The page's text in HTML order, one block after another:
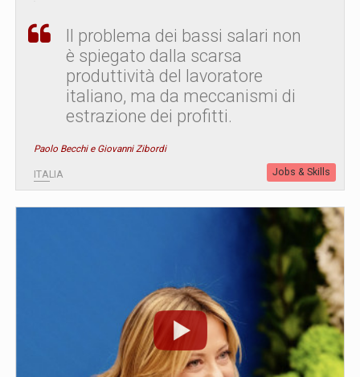
Il problema dei bassi salari non
è spiegato dalla scarsa
produttività del lavoratore
italiano, ma da meccanismi di
estrazione dei profitti.
Paolo Becchi e Giovanni Zibordi
ITALIA Jobs & Skills